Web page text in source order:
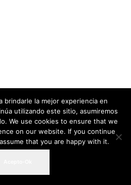
brindarle la mejor experiencia en
utilizando este sitio, asumiremos
We use cookies to ensure that we
on our website. If you continue
that you are happy with it.